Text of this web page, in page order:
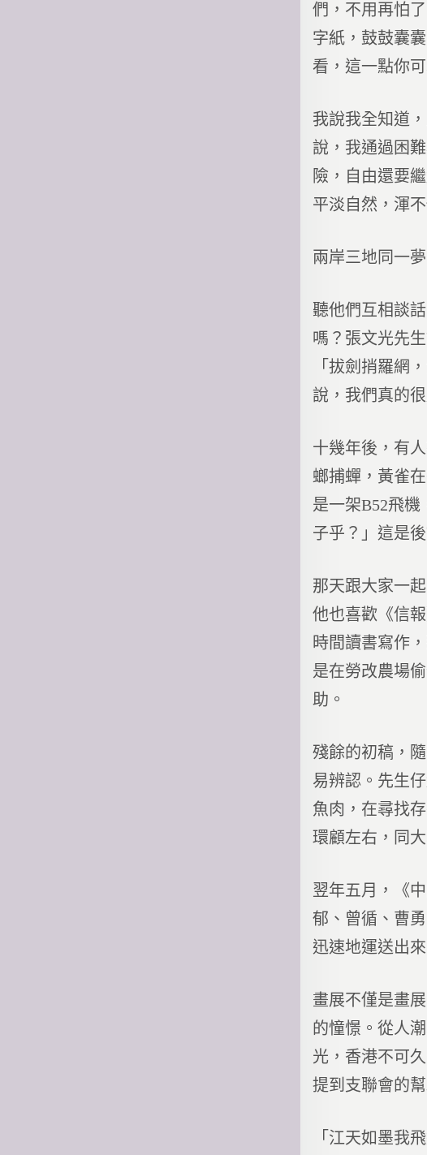
們，不用再怕
字紙，鼓鼓囊
看，這一點你可
我說我全知道
說，我通過困
險，自由還要
平淡自然，渾
兩岸三地同一夢
聽他們互相談
嗎？張文光先
「拔劍捎羅網
說，我們真的很
十幾年後，有
螂捕蟬，黃雀
是一架B52飛
子乎？」這是後
那天跟大家一
他也喜歡《信
時間讀書寫作
是在勞改農場
助。
殘餘的初稿，
易辨認。先生
魚肉，在尋找
環顧左右，同
翌年五月，《
郁、曾循、曹
迅速地運送出
畫展不僅是畫
的憧憬。從人
光，香港不可
提到支聯會的
「江天如墨我飛